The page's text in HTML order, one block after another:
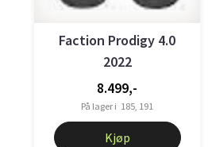
Faction Prodigy 4.0
2022
8.499,-
På lager i 185, 191
Kjøp